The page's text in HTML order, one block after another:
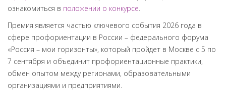
ознакомиться в положении о конкурсе.
Премия является частью ключевого события 2026 года в
сфере профориентации в России – федерального форума
«Россия – мои горизонты», который пройдет в Москве с 5 по
7 сентября и объединит профориентационные практики,
обмен опытом между регионами, образовательными
организациями и предприятиями.